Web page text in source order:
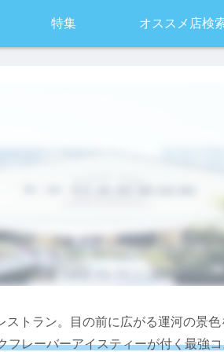
特集 オススメ店検
ストラン。目の前に広がる運河の景色
レーバーアイスティーが付く最強